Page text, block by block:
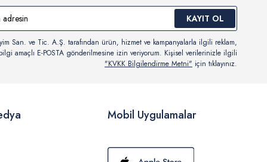
KAYIT OL
San. ve Tic. A.Ş. tarafından ürün, hizmet ve kampanyalarla ilgili reklam,
amaçlı E-POSTA gönderilmesine izin veriyorum. Kişisel verilerinizle ilgili
"KVKK Bilgilendirme Metni" için tıklayınız.
Mobil Uygulamalar